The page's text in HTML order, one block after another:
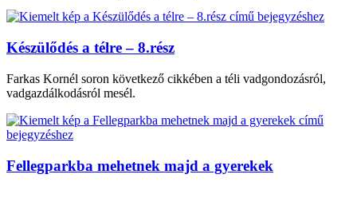
Készülődés a télre – 8.rész
Farkas Kornél soron következő cikkében a téli vadgondozásról,
vadgazdálkodásról mesél.
Fellegparkba mehetnek majd a gyerekek